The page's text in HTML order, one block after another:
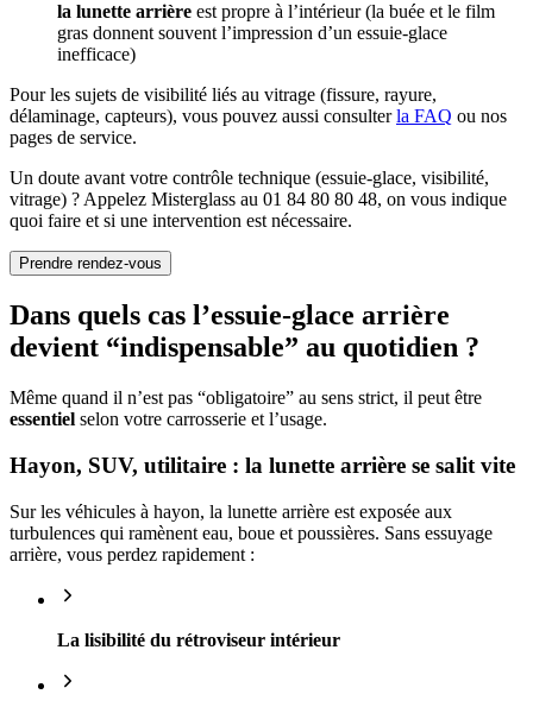
la lunette arrière est propre à l’intérieur (la buée et le film
gras donnent souvent l’impression d’un essuie-glace
inefficace)
Pour les sujets de visibilité liés au vitrage (fissure, rayure,
délaminage, capteurs), vous pouvez aussi consulterla FAQ ou nos
pages de service.
Un doute avant votre contrôle technique (essuie-glace, visibilité,
vitrage) ? Appelez Misterglass au 01 84 80 80 48, on vous indique
quoi faire et si une intervention est nécessaire.
Prendre rendez-vous
Dans quels cas l’essuie-glace arrière
devient “indispensable” au quotidien ?
Même quand il n’est pas “obligatoire” au sens strict, il peut être
essentiel selon votre carrosserie et l’usage.
Hayon, SUV, utilitaire : la lunette arrière se salit vite
Sur les véhicules à hayon, la lunette arrière est exposée aux
turbulences qui ramènent eau, boue et poussières. Sans essuyage
arrière, vous perdez rapidement :
La lisibilité du rétroviseur intérieur